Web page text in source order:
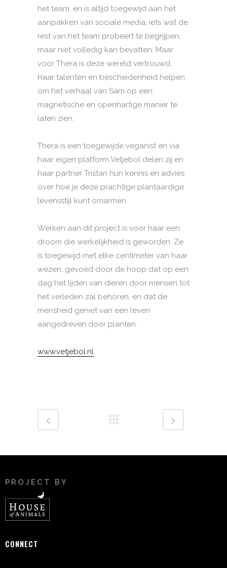
het team, en is altijd toegewijd aan het
aanpakken van sociale media, iets wat de
rest van het team probeert te begrijpen,
maar niet volledig kan bevatten. Maar
voor Thera is deze wereld vertrouwd.
Haar talenten en bescheidenheid helpen
om het verhaal van Sam op een
magnetische en openhartige manier te
laten zien.
Thera is een toegewijde veganist en via
haar eigen platform Vetjebol delen zij en
haar partner Tristan hun kennis en advies
over hoe je deze prachtige plantaardige
levensstijl kunt omarmen.
Werken aan dit project is voor haar een
droom die werkelijkheid is geworden. Ze
is toegewijd met elke centimeter van haar
wezen, gevoed door de hoop dat op een
dag het lijden van dieren door mensen tot
het verleden zal behoren, en dat de
mensheid geniet van een leven
aangedreven door planten.
www.vetjebol.nl
PROJECT BY
CONNECT